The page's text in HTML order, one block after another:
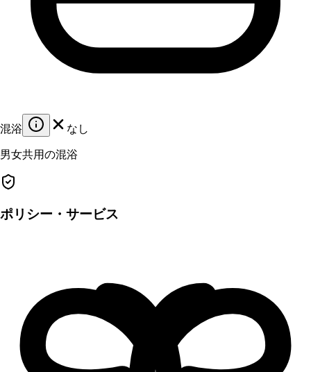
混浴 なし
男女共用の混浴
ポリシー・サービス